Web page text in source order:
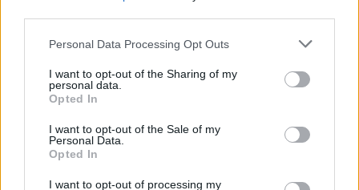
Please note that this website/app uses one or more Google
not limited to your visit or usage behaviour. You may click to
grant or deny consent to Google and its third-party tags to
use your data for below specified purposes in below Google
consent section.
Personal Data Processing Opt Outs
I want to opt-out of the Sharing of my
personal data.
Opted In
I want to opt-out of the Sale of my
Personal Data.
Opted In
I want to opt-out of processing my
Accessori IKEA per la cura delle piante: pratici e di
design
Camilla Fiore · 9 Ago 2026